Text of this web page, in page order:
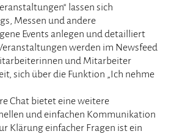
lassen sich
Messen und andere
Events anlegen und detailliert
werden im Newsfeed
und Mitarbeiter
sich über die Funktion „Ich nehme
Chat bietet eine weitere
und einfachen Kommunikation
Klärung einfacher Fragen ist ein